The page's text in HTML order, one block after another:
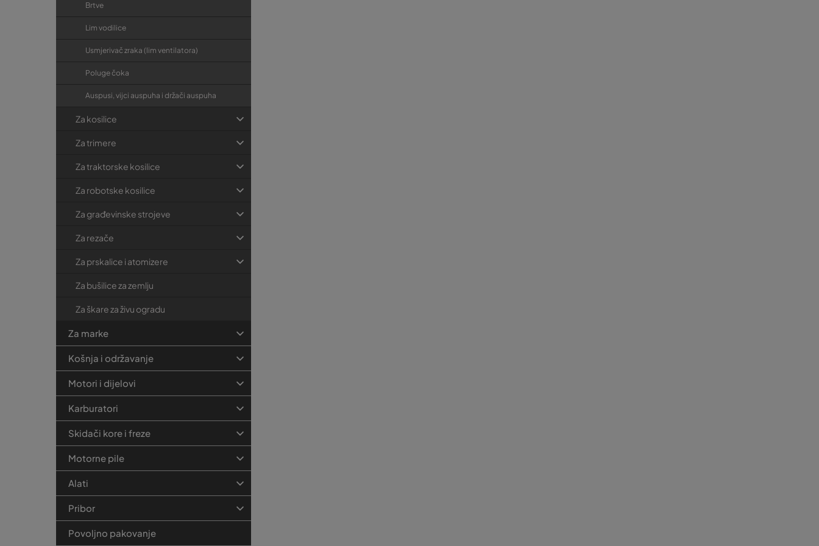
Brtve
Lim vodilice
Usmjerivač zraka (lim ventilatora)
Poluge čoka
Auspusi, vijci auspuha i držači auspuha
Za kosilice
Za trimere
Za traktorske kosilice
Za robotske kosilice
Za građevinske strojeve
Za rezače
Za prskalice i atomizere
Za bušilice za zemlju
Za škare za živu ogradu
Za marke
Košnja i održavanje
Motori i dijelovi
Karburatori
Skidači kore i freze
Motorne pile
Alati
Pribor
Povoljno pakovanje